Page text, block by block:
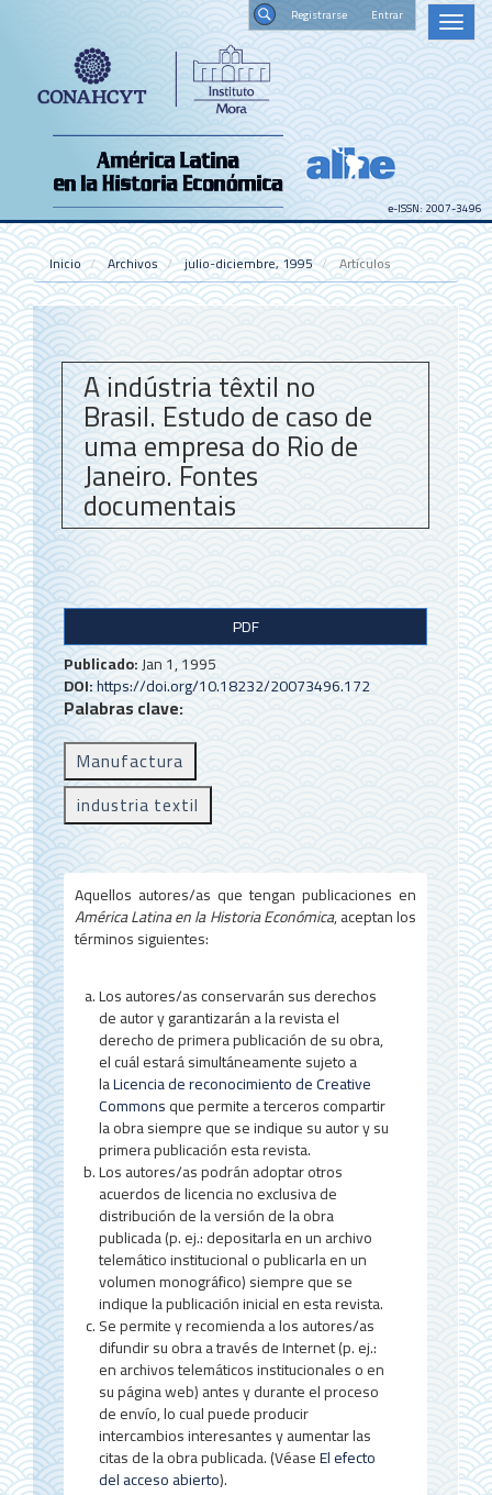
Contenido
principal
Barra
Toggle
e-ISSN: 2007-3496
Inicio Archivos julio-diciembre, 1995 Artículos
A indústria têxtil no
Brasil. Estudo de caso de
uma empresa do Rio de
Janeiro. Fontes
documentais
B
a
r
r
a
l
a
t
e
r
a
l
d
e
l
a
r
t
í
c
u
l
o
PDF
Publicado:Jan 1, 1995
DOI:https://doi.org/10.18232/20073496.172
Palabras clave:
Manufactura
industria textil
Aquellos autores/as que tengan publicaciones en
América Latina en la Historia Económica, aceptan los
términos siguientes:
Los autores/as conservarán sus derechos
de autor y garantizarán a la revista el
derecho de primera publicación de su obra,
el cuál estará simultáneamente sujeto a
laLicencia de reconocimiento de Creative
Commonsque permite a terceros compartir
la obra siempre que se indique su autor y su
primera publicación esta revista.
Los autores/as podrán adoptar otros
acuerdos de licencia no exclusiva de
distribución de la versión de la obra
publicada (p. ej.: depositarla en un archivo
telemático institucional o publicarla en un
volumen monográfico) siempre que se
indique la publicación inicial en esta revista.
Se permite y recomienda a los autores/as
difundir su obra a través de Internet (p. ej.:
en archivos telemáticos institucionales o en
su página web) antes y durante el proceso
de envío, lo cual puede producir
intercambios interesantes y aumentar las
citas de la obra publicada. (VéaseEl efecto
del acceso abierto).